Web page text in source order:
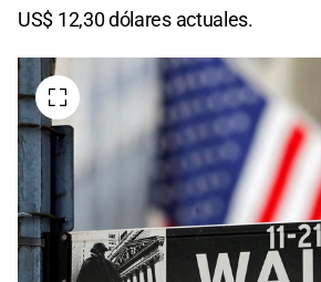
US$ 12,30 dólares actuales.